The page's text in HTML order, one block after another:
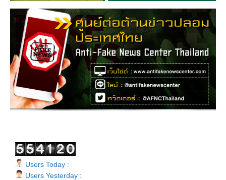
Users Today :
Users Yesterday :